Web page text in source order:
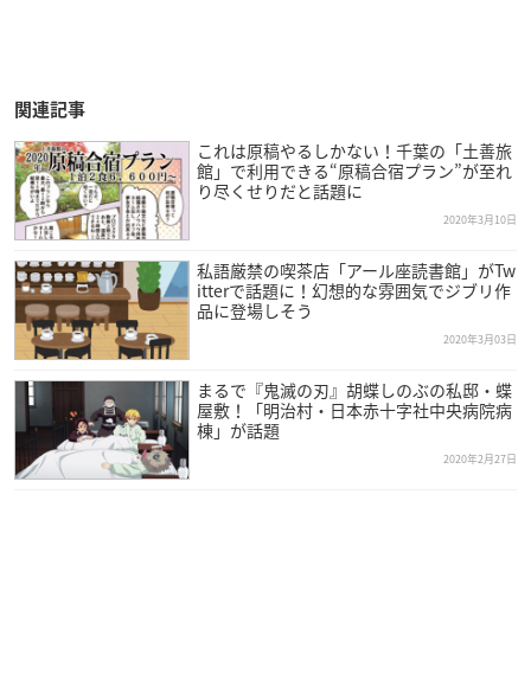
関連記事
これは原稿やるしかない！千葉の「土善旅
館」で利用できる“原稿合宿プラン”が至れ
り尽くせりだと話題に
2020年3月10日
私語厳禁の喫茶店「アール座読書館」がTw
itterで話題に！幻想的な雰囲気でジブリ作
品に登場しそう
2020年3月03日
まるで『鬼滅の刃』胡蝶しのぶの私邸・蝶
屋敷！「明治村・日本赤十字社中央病院病
棟」が話題
2020年2月27日